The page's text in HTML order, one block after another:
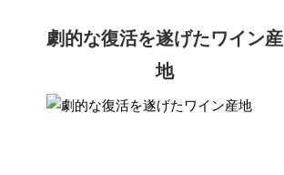
劇的な復活を遂げたワイン産
地